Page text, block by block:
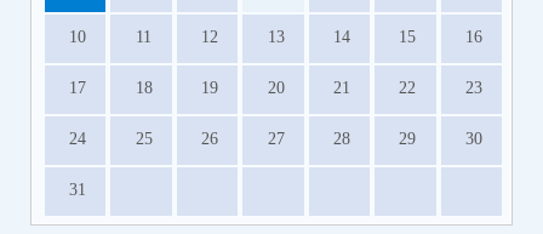
10 11 12 13 14 15 16
17 18 19 20 21 22 23
24 25 26 27 28 29 30
31